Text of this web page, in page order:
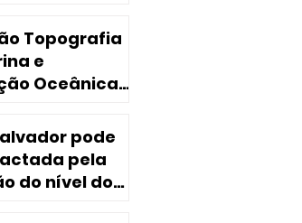
Topografia
e
Oceânica
pode
pela
do nível do